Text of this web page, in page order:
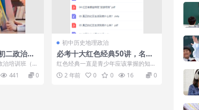
二政治培
）
培训班（春
届2...
441 0
初中历史地理政治
必考十大红色经典50讲，名著
讲义知识点音频讲解全面课程
红色经典一直是青少年应该掌握的知识
内容，不光是在考试中遇到，更多的是
这是大家都要...
2 年前 0 0 16 0